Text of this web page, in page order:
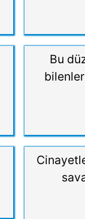
Bu